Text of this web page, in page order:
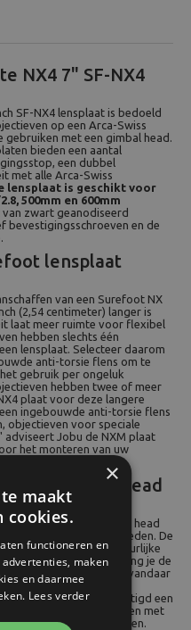
NX4 7" SF-NX4
SF-NX4 lensplaat is bedoeld
op een Arca-Swiss
met een gimbal head.
bieden een aantal
een dubbel
met alle Arca-Swiss
lensplaat is geschikt voor
500mm en 600mm
van zwart geanodiseerd
bevestigingsschroeven en de
lensplaat
van een Surefoot NX
(2,54 centimeter) langer is
laat meer ruimte voor flexibel
hebben slechts één
lensplaat. Selecteer daarom
anti-torsie flens om te
gebruik per ongeluk
hebben twee of meer
plaat voor deze langere
ingebouwde anti-torsie flens
objectieven voor speciale
adviseert Jobu de NXM plaat
het monteren van uw
of gimbal head
swing head of gimbal head
bewegingsvrijheid te bieden. De
objectief op hun natuurlijke
kantelen. In feite hang je de
beugel, vandaar
voor bijvoorbeeld
Je bevestigd een
Voor statieven met
verloopadapter gebruiken.
×
maakt
cookies.
functioneren en
maken
en daarmee
Lees verder